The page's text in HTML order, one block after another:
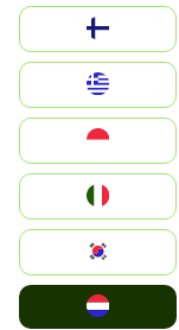
United Kingdom
Magyarország
South Korea